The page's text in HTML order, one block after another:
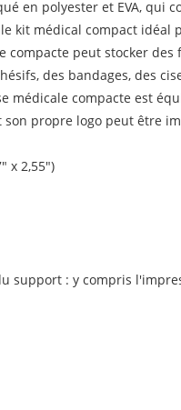
en polyester et EVA, qui
kit médical compact
compacte peut stocker
des bandages, des
médicale compacte est
propre logo peut être
x 2,55")
support : y compris